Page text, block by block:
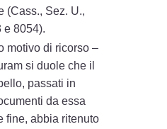
(Cass., Sez. U.,
e 8054).
motivo di ricorso –
si duole che il
passati in
da essa
fine, abbia ritenuto